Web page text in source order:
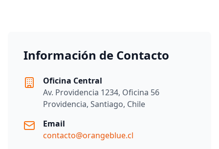
Información de Contacto
Oficina Central
Av. Providencia 1234, Oficina 56
Providencia, Santiago, Chile
Email
contacto@orangeblue.cl